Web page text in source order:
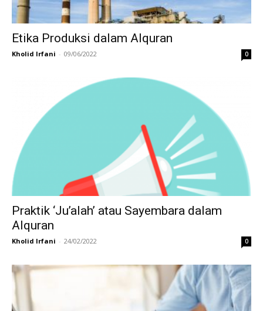
Etika Produksi dalam Alquran
Kholid Irfani - 09/06/2022 0
Praktik ‘Ju’alah’ atau Sayembara dalam
Alquran
Kholid Irfani - 24/02/2022 0